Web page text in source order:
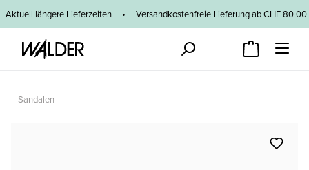
Zum Hauptinhalt springen
Aktuell längere Lieferzeiten • Versandkostenfreie Lieferung ab CHF
Sandalen